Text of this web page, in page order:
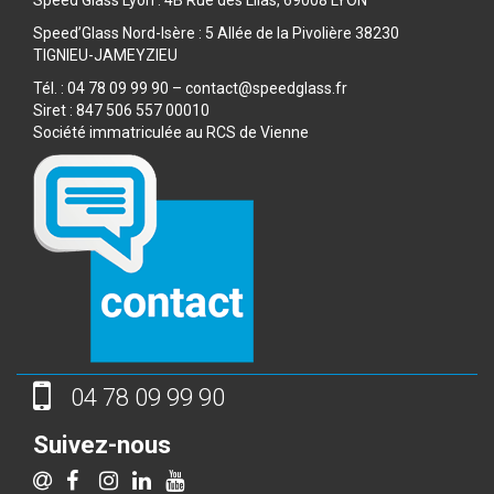
Speed’Glass Nord-Isère : 5 Allée de la Pivolière 38230
TIGNIEU-JAMEYZIEU
Tél. : 04 78 09 99 90 – contact@speedglass.fr
Siret : 847 506 557 00010
Société immatriculée au RCS de Vienne
04 78 09 99 90
Suivez-nous